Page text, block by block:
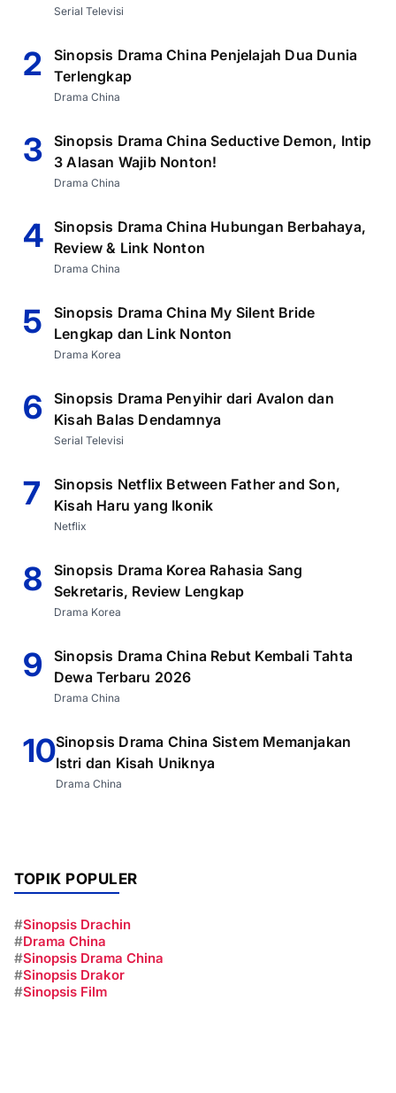
Serial Televisi
2
Sinopsis Drama China Penjelajah Dua Dunia
Terlengkap
Drama China
3
Sinopsis Drama China Seductive Demon, Intip
3 Alasan Wajib Nonton!
Drama China
4 Sinopsis Drama China Hubungan Berbahaya,
Review & Link Nonton
Drama China
5
Sinopsis Drama China My Silent Bride
Lengkap dan Link Nonton
Drama Korea
6
Sinopsis Drama Penyihir dari Avalon dan
Kisah Balas Dendamnya
Serial Televisi
7
Sinopsis Netflix Between Father and Son,
Kisah Haru yang Ikonik
Netflix
8
Sinopsis Drama Korea Rahasia Sang
Sekretaris, Review Lengkap
Drama Korea
9
Sinopsis Drama China Rebut Kembali Tahta
Dewa Terbaru 2026
Drama China
10Sinopsis Drama China Sistem Memanjakan
Istri dan Kisah Uniknya
Drama China
TOPIK POPULER
#Sinopsis Drachin
#Drama China
#Sinopsis Drama China
#Sinopsis Drakor
#Sinopsis Film